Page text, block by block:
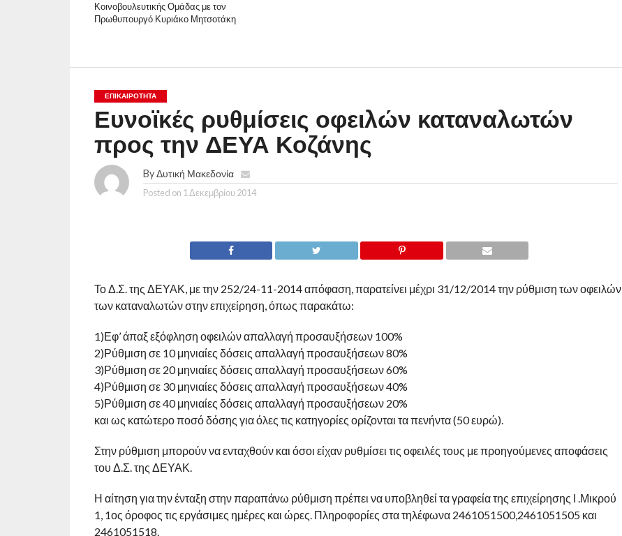
Κοινοβουλευτικής Ομάδας με τον
Πρωθυπουργό Κυριάκο Μητσοτάκη
ΕΠΙΚΑΙΡΟΤΗΤΑ
Ευνοϊκές ρυθμίσεις οφειλών καταναλωτών
προς την ΔΕΥΑ Κοζάνης
ByΔυτική Μακεδονία
Posted on 1 Δεκεμβρίου 2014
Το Δ.Σ. της ΔΕΥΑΚ, με την 252/24-11-2014 απόφαση, παρατείνει μέχρι 31/12/2014 την ρύθμιση των οφειλών
των καταναλωτών στην επιχείρηση, όπως παρακάτω:
1)Εφ’ άπαξ εξόφληση οφειλών απαλλαγή προσαυξήσεων 100%
2)Ρύθμιση σε 10 μηνιαίες δόσεις απαλλαγή προσαυξήσεων 80%
3)Ρύθμιση σε 20 μηνιαίες δόσεις απαλλαγή προσαυξήσεων 60%
4)Ρύθμιση σε 30 μηνιαίες δόσεις απαλλαγή προσαυξήσεων 40%
5)Ρύθμιση σε 40 μηνιαίες δόσεις απαλλαγή προσαυξήσεων 20%
και ως κατώτερο ποσό δόσης για όλες τις κατηγορίες ορίζονται τα πενήντα (50 ευρώ).
Στην ρύθμιση μπορούν να ενταχθούν και όσοι είχαν ρυθμίσει τις οφειλές τους με προηγούμενες αποφάσεις
του Δ.Σ. της ΔΕΥΑΚ.
Η αίτηση για την ένταξη στην παραπάνω ρύθμιση πρέπει να υποβληθεί τα γραφεία της επιχείρησης Ι .Μικρού
1, 1ος όροφος τις εργάσιμες ημέρες και ώρες. Πληροφορίες στα τηλέφωνα 2461051500,2461051505 και
2461051518.